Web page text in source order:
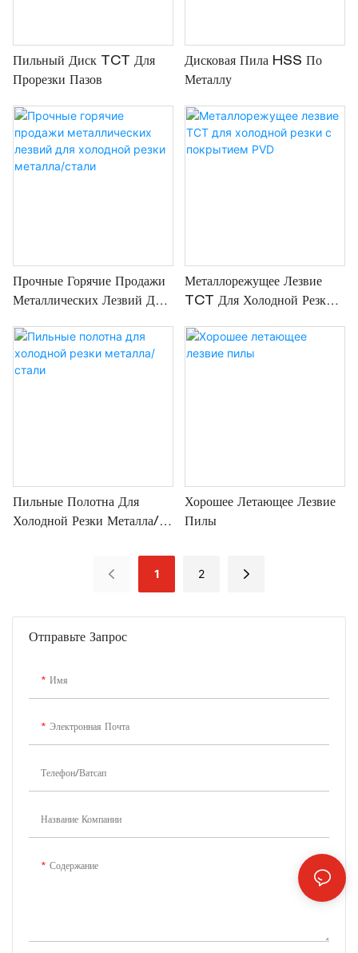
Отправьте Запрос
Имя
Электронная Почта
Телефон/Ватсап
Название Компании
Содержание
Пильный Диск TCT Для
Прорезки Пазов
Дисковая Пила HSS По
Металлу
Прочные Горячие Продажи
Металлических Лезвий Для
Стали
Металлорежущее Лезвие
TCT Для Холодной Резки
Пильные Полотна Для
Холодной Резки Металла/
Хорошее Летающее Лезвие
Пилы
1 2